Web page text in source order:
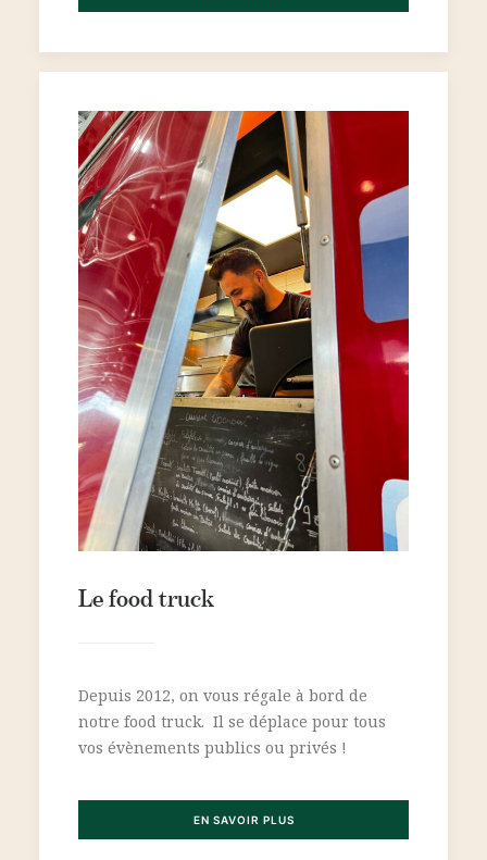
Le food truck
Depuis 2012, on vous régale à bord de
notre food truck. Il se déplace pour tous
vos évènements publics ou privés !
EN SAVOIR PLUS